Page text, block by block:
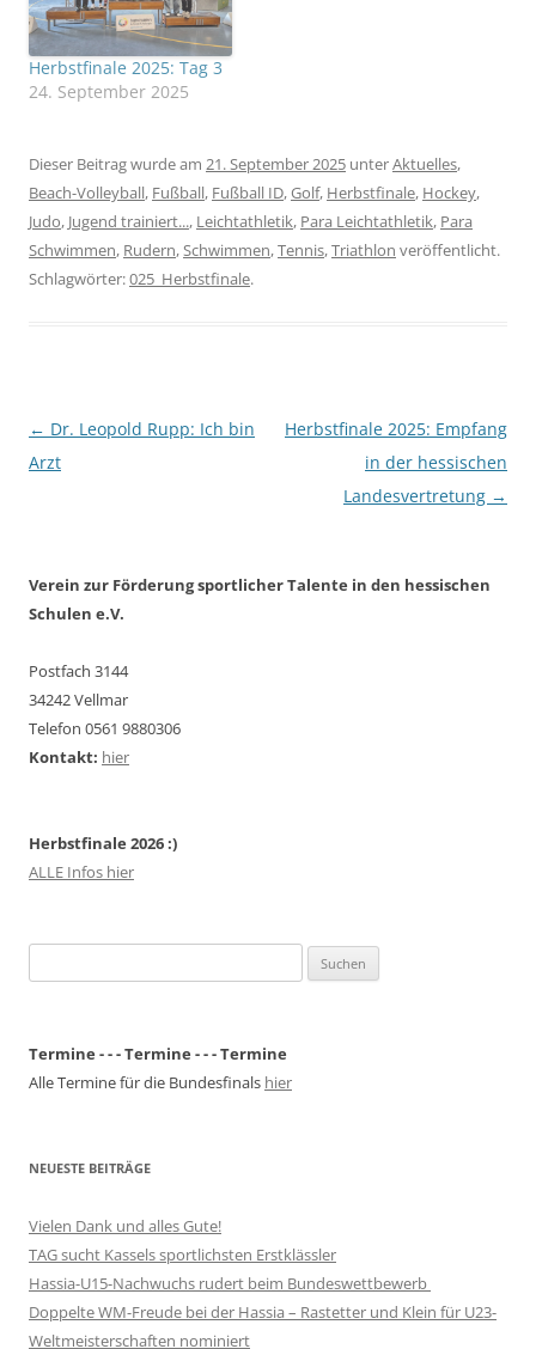
aus…
Herbstfinale 2025: Tag 3
24. September 2025
Dieser Beitrag wurde am 21. September 2025 unterAktuelles,
Beach-Volleyball, Fußball, Fußball ID,Golf, Herbstfinale, Hockey,
Judo, Jugend trainiert..., Leichtathletik, Para Leichtathletik, Para
Schwimmen, Rudern, Schwimmen,Tennis,Triathlon veröffentlicht.
Schlagwörter:025_Herbstfinale.
Beitragsnavigation
← Dr. Leopold Rupp: Ich bin
Arzt
Herbstfinale 2025: Empfang
in der hessischen
Landesvertretung →
Verein zur Förderung sportlicher Talente in den hessischen
Schulen e.V.
Postfach 3144
34242 Vellmar
Telefon 0561 9880306
Kontakt: hier
Herbstfinale 2026 :)
ALLE Infos hier
nach:
Termine - - - Termine - - - Termine
Alle Termine für die Bundesfinals hier
NEUESTE BEITRÄGE
Vielen Dank und alles Gute!
TAG sucht Kassels sportlichsten Erstklässler
Hassia-U15-Nachwuchs rudert beim Bundeswettbewerb
Doppelte WM-Freude bei der Hassia – Rastetter und Klein für U23-
Weltmeisterschaften nominiert